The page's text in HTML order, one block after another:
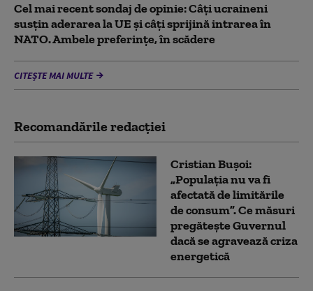
Cel mai recent sondaj de opinie: Câți ucraineni
susțin aderarea la UE și câți sprijină intrarea în
NATO. Ambele preferințe, în scădere
CITEȘTE MAI MULTE
Recomandările redacţiei
Cristian Bușoi:
„Populația nu va fi
afectată de limitările
de consum”. Ce măsuri
pregătește Guvernul
dacă se agravează criza
energetică